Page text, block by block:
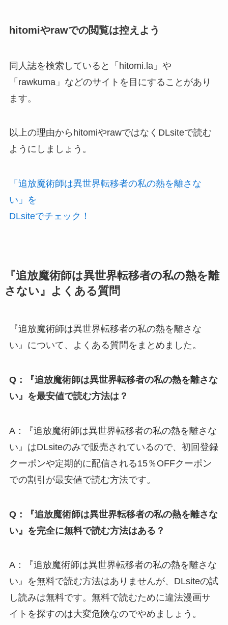
hitomiやrawでの閲覧は控えよう
同人誌を検索していると「hitomi.la」や
「rawkuma」などのサイトを目にすることがあり
ます。
以上の理由からhitomiやrawではなくDLsiteで読む
ようにしましょう。
「追放魔術師は異世界転移者の私の熱を離さな
い」を
DLsiteでチェック！
『追放魔術師は異世界転移者の私の熱を離
さない』よくある質問
『追放魔術師は異世界転移者の私の熱を離さな
い』について、よくある質問をまとめました。
Q：『追放魔術師は異世界転移者の私の熱を離さな
い』を最安値で読む方法は？
A：『追放魔術師は異世界転移者の私の熱を離さな
い』はDLsiteのみで販売されているので、初回登録
クーポンや定期的に配信される15％OFFクーポン
での割引が最安値で読む方法です。
Q：『追放魔術師は異世界転移者の私の熱を離さな
い』を完全に無料で読む方法はある？
A：『追放魔術師は異世界転移者の私の熱を離さな
い』を無料で読む方法はありませんが、DLsiteの試
し読みは無料です。無料で読むために違法漫画サ
イトを探すのは大変危険なのでやめましょう。